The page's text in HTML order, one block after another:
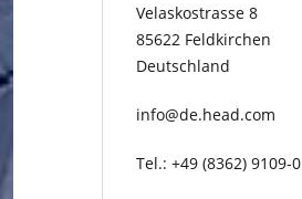
Velaskostrasse 8
85622 Feldkirchen
Deutschland
info@de.head.com
Tel.: +49 (8362) 9109-0